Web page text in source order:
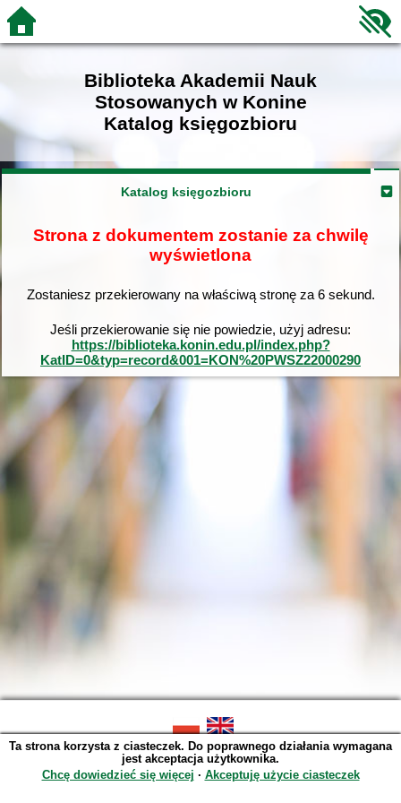
Biblioteka Akademii Nauk
Stosowanych w Konine
Katalog księgozbioru
Katalog księgozbioru
Strona z dokumentem zostanie za chwilę
wyświetlona
Zostaniesz przekierowany na właściwą stronę za 6sekund.
Jeśli przekierowanie się nie powiedzie, użyj adresu:
https://biblioteka.konin.edu.pl/index.php?
KatID=0&typ=record&001=KON%20PWSZ22000290
SOWA OPAC v. 6.11.10 (2026-07-24)
Wygenerowano w 0,0041 s.
Ta strona korzysta z ciasteczek. Do poprawnego działania wymagana
jest akceptacja użytkownika.
Chcę dowiedzieć się więcej ∙ Akceptuję użycie ciasteczek